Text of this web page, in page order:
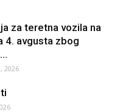
za teretna vozila na
4. avgusta zbog
2026